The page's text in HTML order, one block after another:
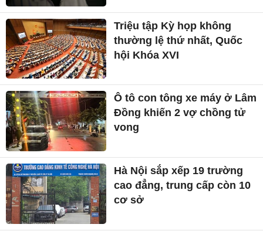
Triệu tập Kỳ họp không
thường lệ thứ nhất, Quốc
hội Khóa XVI
Ô tô con tông xe máy ở Lâm
Đồng khiến 2 vợ chồng tử
vong
Hà Nội sắp xếp 19 trường
cao đẳng, trung cấp còn 10
cơ sở